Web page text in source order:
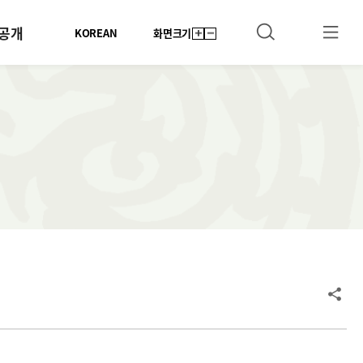
개 KOREAN 화면크기